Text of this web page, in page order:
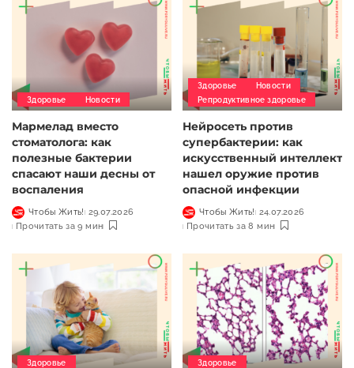
Здоровье Новости
Мармелад вместо
стоматолога: как
полезные бактерии
спасают наши десны от
воспаления
Чтобы Жить! 29.07.2026
Прочитать за 9 мин
Здоровье
Новости
Репродуктивное здоровье
Нейросеть против
супербактерии: как
искусственный интеллект
нашел оружие против
опасной инфекции
Чтобы Жить! 24.07.2026
Прочитать за 8 мин
Здоровье Здоровье